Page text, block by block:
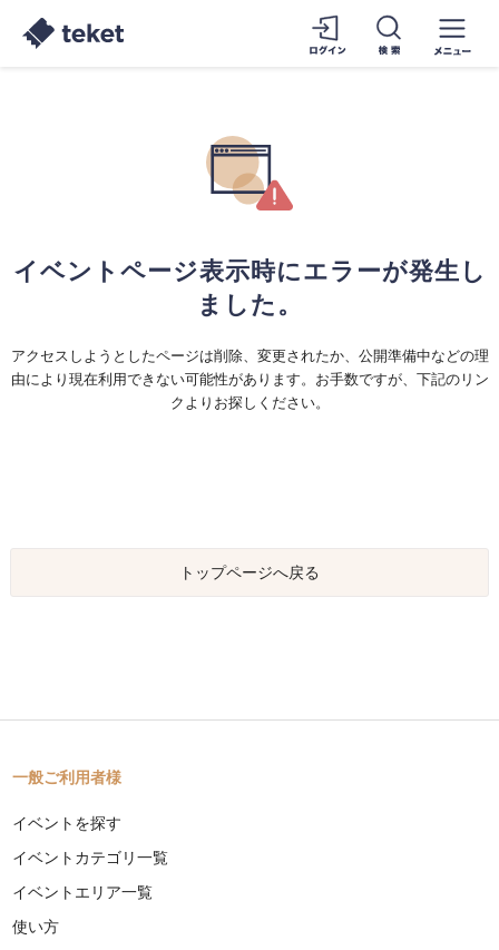
イベントページ表示時にエラーが発生し
ました。
アクセスしようとしたページは削除、変更されたか、公開準備中などの理
由により現在利用できない可能性があります。お手数ですが、下記のリン
クよりお探しください。
トップページへ戻る
一般ご利用者様
イベントを探す
イベントカテゴリ一覧
イベントエリア一覧
使い方